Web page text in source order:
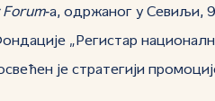
Forum‑a, одржаног у Севиљи, 9.
„Регистар
је стратегији